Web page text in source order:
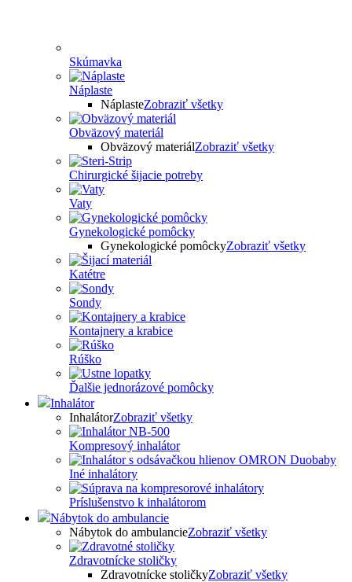
Skúmavka
Náplaste
NáplasteZobraziť všetky
Obväzový materiál
Obväzový materiálZobraziť všetky
Chirurgické šijacie potreby
Vaty
Gynekologické pomôcky
Gynekologické pomôckyZobraziť všetky
Katétre
Sondy
Kontajnery a krabice
Rúško
Ďalšie jednorázové pomôcky
Inhalátor
InhalátorZobraziť všetky
Kompresový inhalátor
Iné inhalátory
Príslušenstvo k inhalátorom
Nábytok do ambulancie
Nábytok do ambulancieZobraziť všetky
Zdravotnícke stoličky
Zdravotnícke stoličkyZobraziť všetky